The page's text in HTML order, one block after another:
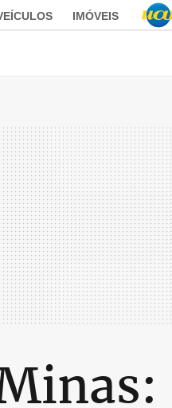
IMÓVEIS